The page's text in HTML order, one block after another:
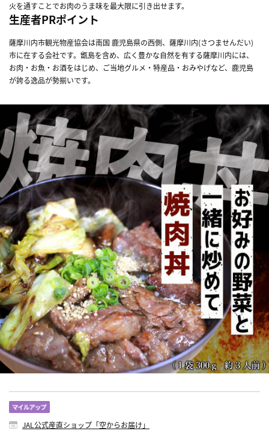
火を通すことでお肉のうま味を最大限に引き出せます。
生産者PRポイント
薩摩川内市観光物産協会は南国 鹿児島県の西側、薩摩川内(さつませんだい)
市に在する会社です。甑島を含め、広く豊かな自然を有する薩摩川内には、
お肉・お魚・お酒をはじめ、ご当地グルメ・特産品・おみやげなど、鹿児島
が誇る逸品が勢揃いです。
JAL公式産直ショップ「空からお届け」